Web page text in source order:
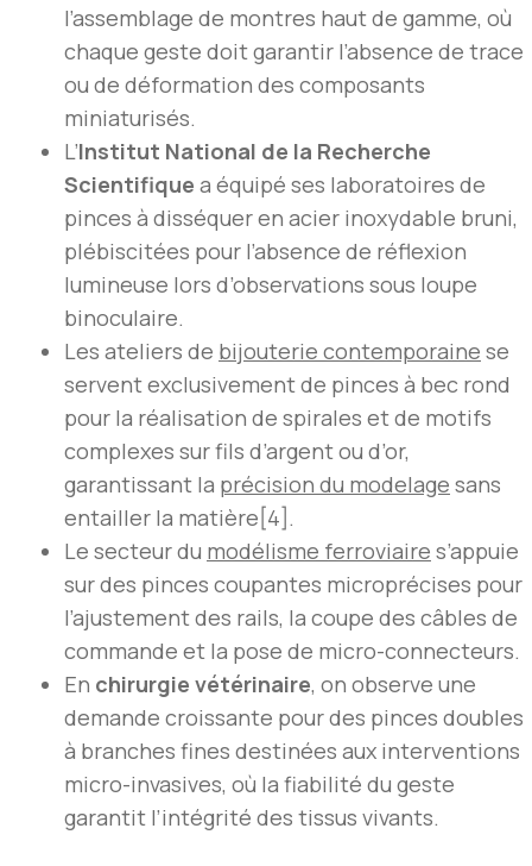
l’assemblage de montres haut de gamme, où
chaque geste doit garantir l’absence de trace
ou de déformation des composants
miniaturisés.
L’Institut National de la Recherche
Scientifique a équipé ses laboratoires de
pinces à disséquer en acier inoxydable bruni,
plébiscitées pour l’absence de réflexion
lumineuse lors d’observations sous loupe
binoculaire.
Les ateliers de bijouterie contemporaine se
servent exclusivement de pinces à bec rond
pour la réalisation de spirales et de motifs
complexes sur fils d’argent ou d’or,
garantissant la précision du modelage sans
entailler la matière[4].
Le secteur du modélisme ferroviaire s’appuie
sur des pinces coupantes microprécises pour
l’ajustement des rails, la coupe des câbles de
commande et la pose de micro-connecteurs.
En chirurgie vétérinaire, on observe une
demande croissante pour des pinces doubles
à branches fines destinées aux interventions
micro-invasives, où la fiabilité du geste
garantit l’intégrité des tissus vivants.